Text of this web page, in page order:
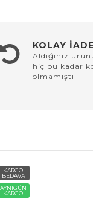
KOLAY İADE
Aldığınız
hiç bu kadar
olmamıştı
KARGO
BEDAVA
AYNIGÜN
KARGO